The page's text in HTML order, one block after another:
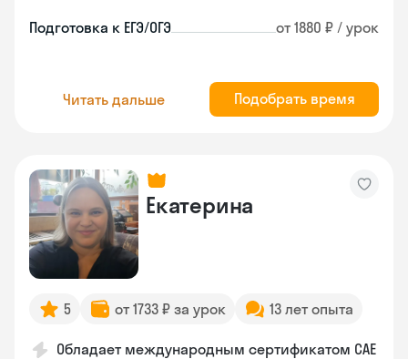
Подготовка к ЕГЭ/ОГЭ от 1880 ₽ / урок
Читать дальше Подобрать время
Екатерина
5 от 1733 ₽ за урок 13 лет опыта
Обладает международным сертификатом CAE